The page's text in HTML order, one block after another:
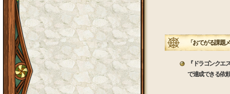
「おてがる課題
『ドラゴンク
で達成できる依